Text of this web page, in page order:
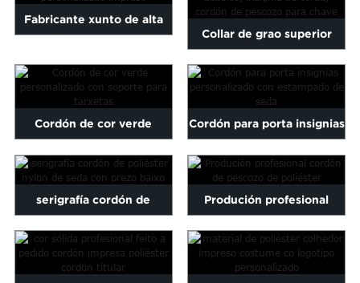
Filipino
Igbo
Khmer
Maltese
Burmese
Persian
Samoan
Sundanese
Fabricante xunto de alta
personalizado ...
Collar de grao superior
Chaveiro de cordón de
paracord...
Cordón de cor verde
personalizado con soporte
para tarxetas
Cordón para porta insignias
personalizado con
estampado de seda
serigrafía cordón de
poliéster nylon Wi seda ...
Produción profesional
cordón de pescozo de
poliéster